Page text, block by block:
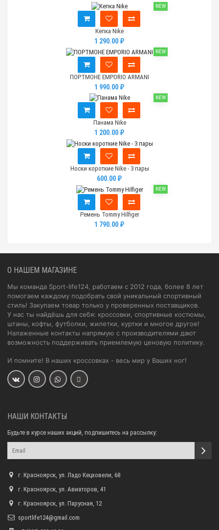
NEW
Кепка Nike
1 290.00 ₽
NEW
ПОРТМОНЕ EMPORIO ARMANI
1 990.00 ₽
NEW
Панама Nike
1 200.00 ₽
Носки короткие Nike - 3 пары
600.00 ₽
NEW
Ремень Tommy Hilfiger
1 790.00 ₽
О НАШЕМ МАГАЗИНЕ
Мы команда Sport-life124, работаем с 2012 года, более 8 лет
помогаем каждому подобрать свой уникальный спортивный
стиль! Закупаем товар только у проверенных поставщиков.
У нас ты найдёшь для себя: кроссовки, спортивные костюмы,
штаны, кофты, футболки, жилетки, куртки и многое другое!
Налаженные контакты напрямую с производителями дают
возможность поддерживать приемлемую ценовую политику.
И помните! В наших кроссовках - весь мир у Ваших ног!
НАШИ КОНТАКТЫ
Будьте в курсе наших акций, подпишитесь на рассылку:
г. Красноярск, ул. Ладо Кецховели, 68
г. Красноярск, ул. Авиаторов, 41
г. Красноярск, ул. Парусная, 12
sportlife124@gmail.com